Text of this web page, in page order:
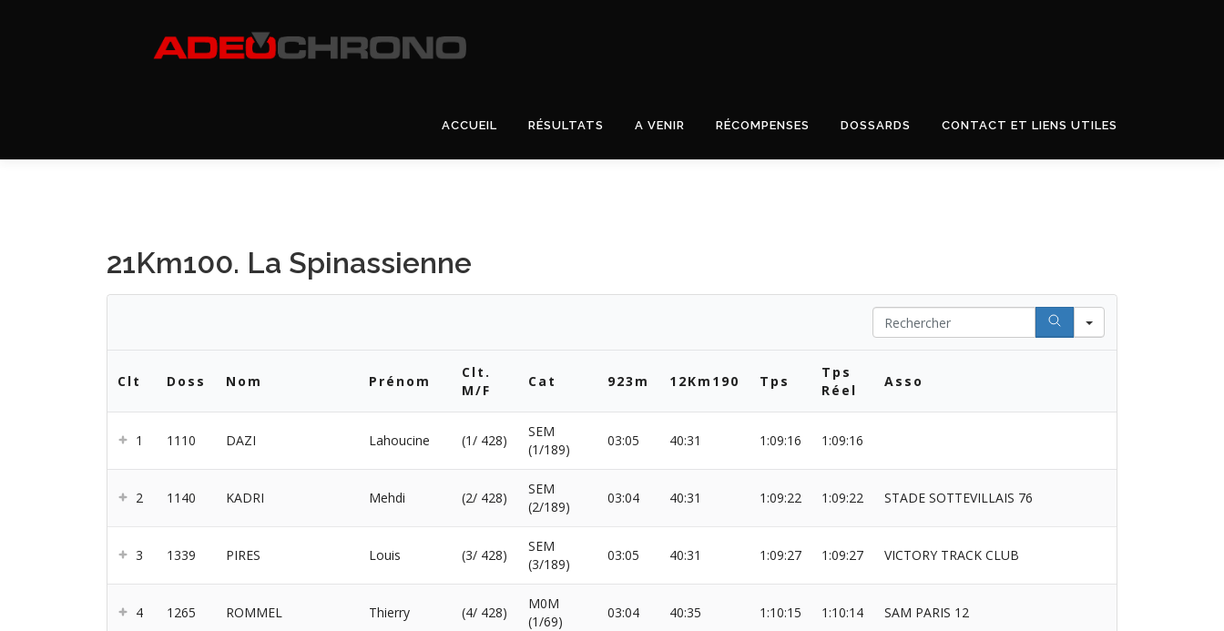
ACCUEIL RÉSULTATS A VENIR RÉCOMPENSES DOSSARDS CONTACT ET LIENS UTILES
21Km100. La Spinassienne
Search
Clt Doss Nom Prénom
Clt.
M/F
Cat 923m 12Km190 Tps
Tps
Réel
Asso
1 1110 DAZI Lahoucine (1/ 428)
SEM
(1/189)
03:05 40:31 1:09:16 1:09:16
2 1140 KADRI Mehdi (2/ 428)
SEM
(2/189)
03:04 40:31 1:09:22 1:09:22 STADE SOTTEVILLAIS 76
3 1339 PIRES Louis (3/ 428)
SEM
(3/189)
03:05 40:31 1:09:27 1:09:27 VICTORY TRACK CLUB
4 1265 ROMMEL Thierry (4/ 428)
M0M
(1/69)
03:04 40:35 1:10:15 1:10:14 SAM PARIS 12